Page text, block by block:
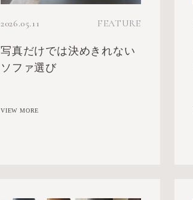
2026.05.11 FEATURE
写真だけでは決めきれない
ソファ選び
VIEW MORE